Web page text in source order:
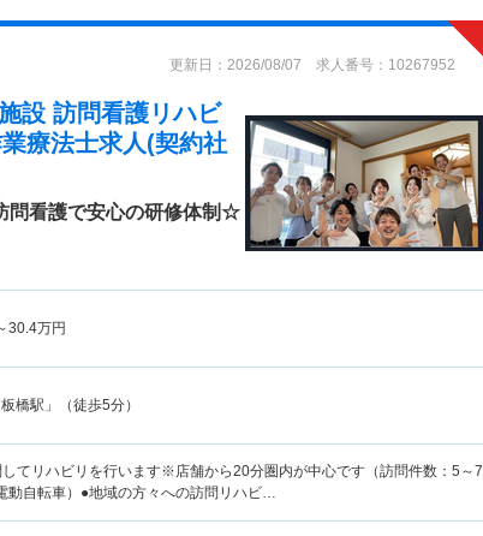
更新日：2026/08/07 求人番号：10267952
設 訪問看護リハビ
療法士求人(契約社
問看護で安心の研修体制☆
30.4万円
橋駅」（徒歩5分）
てリハビリを行います※店舗から20分圏内が中心です（訪問件数：5～7
動自転車）●地域の方々への訪問リハビ…